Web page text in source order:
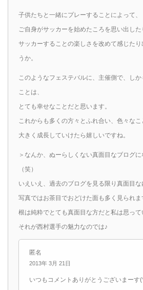
子供たちと一緒にプレーすることによって、
ご自身がサッカーを始めたころを思い出した
サッカーすることの楽しさを改めて感じた
うか。
このようなフェステバルに、主催側で、し
ことは、
とても幸せなことだと思います。
これからも多くの方々とふれ合い、色々なこ
大きく成長していけたら嬉しいですね。
＞なんか、ぬーらしくない真面目なブログ
（笑）
いえいえ、過去のブログを見る限り真面目な
写真ではお茶目でおどけた面も多く見られま
根は純粋でとても真面目な方だと私は思って
それが西村選手の魅力なのでは♪
匿名
2013年 3月 21日
いつもコメントありがとうございまーす